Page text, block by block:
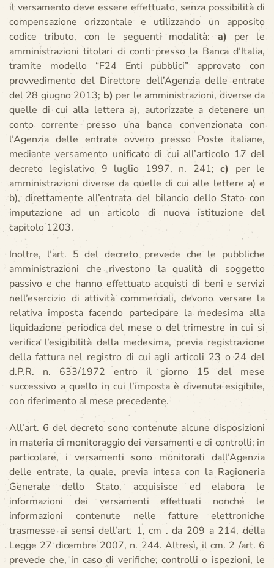
il versamento deve essere effettuato, senza possibilità di
compensazione orizzontale e utilizzando un apposito
codice tributo, con le seguenti modalità: a) per le
amministrazioni titolari di conti presso la Banca d’Italia,
tramite modello “F24 Enti pubblici” approvato con
provvedimento del Direttore dell’Agenzia delle entrate
del 28 giugno 2013; b) per le amministrazioni, diverse da
quelle di cui alla lettera a), autorizzate a detenere un
conto corrente presso una banca convenzionata con
l’Agenzia delle entrate ovvero presso Poste italiane,
mediante versamento unificato di cui all’articolo 17 del
decreto legislativo 9 luglio 1997, n. 241;c) per le
amministrazioni diverse da quelle di cui alle lettere a) e
b), direttamente all’entrata del bilancio dello Stato con
imputazione ad un articolo di nuova istituzione del
capitolo 1203.
Inoltre, l’art. 5 del decreto prevede che le pubbliche
amministrazioni che rivestono la qualità di soggetto
passivo e che hanno effettuato acquisti di beni e servizi
nell’esercizio di attività commerciali, devono versare la
relativa imposta facendo partecipare la medesima alla
liquidazione periodica del mese o del trimestre in cui si
verifica l’esigibilità della medesima, previa registrazione
della fattura nel registro di cui agli articoli 23 o 24 del
d.P.R. n. 633/1972 entro il giorno 15 del mese
successivo a quello in cui l’imposta è divenuta esigibile,
con riferimento al mese precedente.
All’art. 6 del decreto sono contenute alcune disposizioni
in materia di monitoraggio dei versamenti e di controlli; in
particolare, i versamenti sono monitorati dall’Agenzia
delle entrate, la quale, previa intesa con la Ragioneria
Generale dello Stato, acquisisce ed elabora le
informazioni dei versamenti effettuati nonché le
informazioni contenute nelle fatture elettroniche
trasmesse ai sensi dell’art. 1, cm . da 209 a 214, della
Legge 27 dicembre 2007, n. 244. Altresì, il cm. 2 /art. 6
prevede che, in caso di verifiche, controlli o ispezioni, le